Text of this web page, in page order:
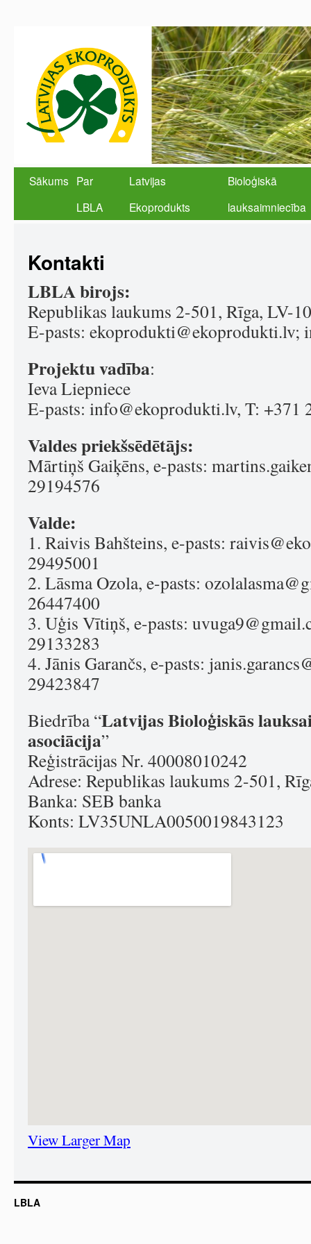
Sākums Par
LBLA
Latvijas
Ekoprodukts
Bioloģiskā
lauksaimniecība
Kontakti
LBLA birojs:
Republikas laukums 2-501, Rīga, LV-
E-pasts: ekoprodukti@ekoprodukti.lv;
Projektu vadība:
Ieva Liepniece
E-pasts: info@ekoprodukti.lv, T: +371
Valdes priekšsēdētājs:
Mārtiņš Gaiķēns, e-pasts:
29194576
Valde:
1. Raivis Bahšteins, e-pasts:
29495001
2. Lāsma Ozola, e-pasts:
26447400
3. Uģis Vītiņš, e-pasts:
29133283
4. Jānis Garančs, e-pasts:
29423847
Biedrība “Latvijas Bioloģiskās
asociācija”
Reģistrācijas Nr. 40008010242
Adrese: Republikas laukums 2-501,
Banka: SEB banka
Konts: LV35UNLA0050019843123
View Larger Map
LBLA